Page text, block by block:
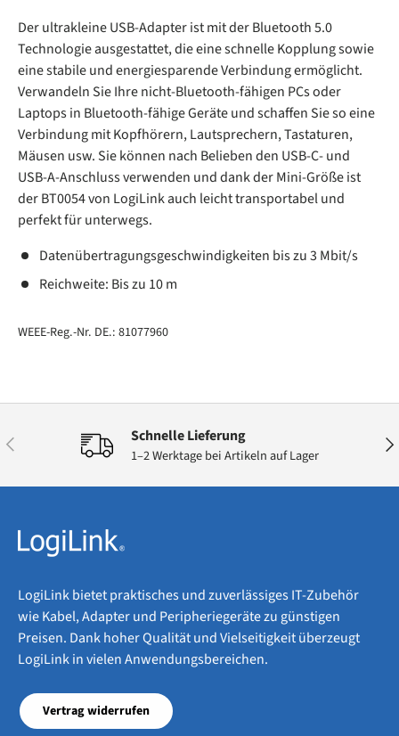
Der ultrakleine USB-Adapter ist mit der Bluetooth 5.0
Technologie ausgestattet, die eine schnelle Kopplung sowie
eine stabile und energiesparende Verbindung ermöglicht.
Verwandeln Sie Ihre nicht-Bluetooth-fähigen PCs oder
Laptops in Bluetooth-fähige Geräte und schaffen Sie so eine
Verbindung mit Kopfhörern, Lautsprechern, Tastaturen,
Mäusen usw. Sie können nach Belieben den USB-C- und
USB-A-Anschluss verwenden und dank der Mini-Größe ist
der BT0054 von LogiLink auch leicht transportabel und
perfekt für unterwegs.
Datenübertragungsgeschwindigkeiten bis zu 3 Mbit/s
Reichweite: Bis zu 10 m
WEEE-Reg.-Nr. DE.: 81077960
Vorherige Schnelle Lieferung
1–2 Werktage bei Artikeln auf Lager
LogiLink bietet praktisches und zuverlässiges IT-Zubehör
wie Kabel, Adapter und Peripheriegeräte zu günstigen
Preisen. Dank hoher Qualität und Vielseitigkeit überzeugt
LogiLink in vielen Anwendungsbereichen.
Vertrag widerrufen